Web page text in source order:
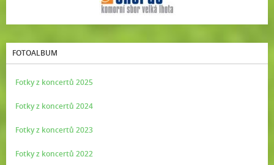
FOTOALBUM
Fotky z koncertů 2025
Fotky z koncertů 2024
Fotky z koncertů 2023
Fotky z koncertů 2022